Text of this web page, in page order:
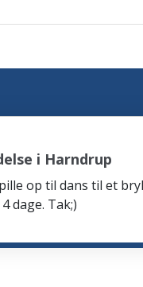
i Harndrup
op til dans til et
dage. Tak;)